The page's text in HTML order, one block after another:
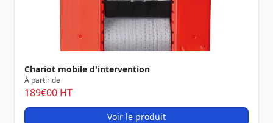
Chariot mobile d'intervention
À partir de
189€00 HT
Voir le produit